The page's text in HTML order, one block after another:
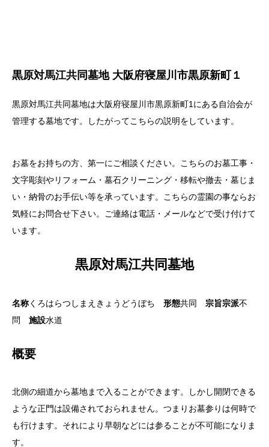
黒原対馬江共同墓地 大阪府寝屋川市黒原新町１
黒原対馬江共同墓地は大阪府寝屋川市黒原新町1にある自治会が
管理する墓地です。したがってこちらの説明をしています。
お墓をお持ちの方、第一にご相談ください。こちらのお墓工事・
文字彫刻やリフォーム・墓石クリーニング・移転や撤去・墓じま
い・納骨のお手伝い等を承っています。こちらの霊園の事ならお
気軽にお問合せ下さい。ご連絡は電話・メールなどで受け付けて
います。
黒原対馬江共同墓地
名称くろはらつしまえきょうどうぼち 形態共同 宗旨宗派不
問 施設水道
概要
北側の細道から墓地まで入ることができます。しかし開閉できる
ような正門は設備されておられません。つまりお墓参りは何時で
も行けます。それにより早朝などには参ることが不可能になりま
す。